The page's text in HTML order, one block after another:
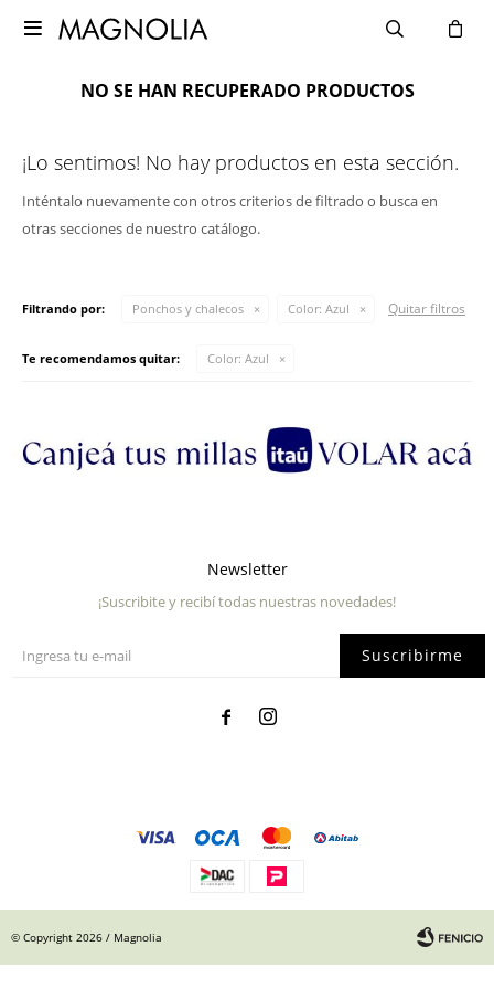

NO SE HAN RECUPERADO PRODUCTOS
¡Lo sentimos! No hay productos en esta sección.
Inténtalo nuevamente con otros criterios de filtrado o busca en
otras secciones de nuestro catálogo.
Filtrando por: Ponchos y chalecos Color: Azul Quitar filtros
Te recomendamos quitar: Color: Azul
Newsletter
¡Suscribite y recibí todas nuestras novedades!
Suscribirme
 
© Copyright 2026 / Magnolia